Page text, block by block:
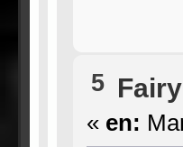
5
« en: